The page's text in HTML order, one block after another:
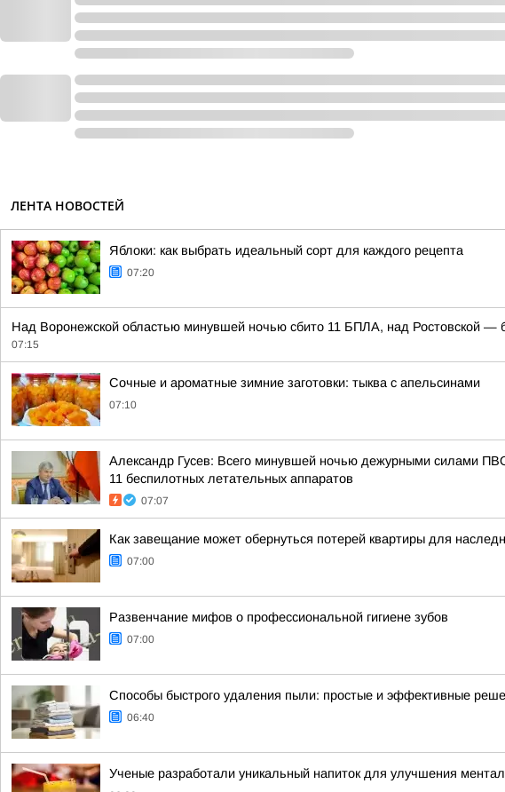
ЛЕНТА НОВОСТЕЙ
Яблоки: как выбрать идеальный сорт для каждого рецепта
07:20
Над Воронежской областью минувшей ночью сбито 11 БПЛА, над Ростовской —
07:15
Сочные и ароматные зимние заготовки: тыква с апельсинами
07:10
Александр Гусев: Всего минувшей ночью дежурными силами
11 беспилотных летательных аппаратов
07:07
Как завещание может обернуться потерей квартиры для
07:00
Развенчание мифов о профессиональной гигиене зубов
07:00
Способы быстрого удаления пыли: простые и эффективные
06:40
Ученые разработали уникальный напиток для улучшения